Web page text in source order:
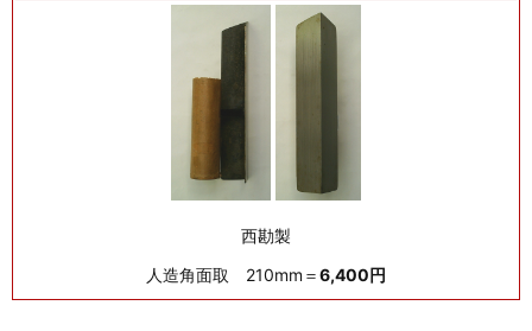
西勘製
人造角面取 210mm＝6,400円